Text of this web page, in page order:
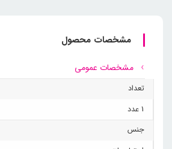
مشخصات محصول
مشخصات عمومی
تعداد
1 عدد
جنس